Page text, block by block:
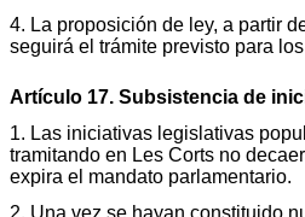
4. La proposición de ley, a partir
seguirá el trámite previsto para
Artículo 17. Subsistencia de
1. Las iniciativas legislativas
tramitando en Les Corts no
expira el mandato parlamentario.
2. Una vez se hayan constituido